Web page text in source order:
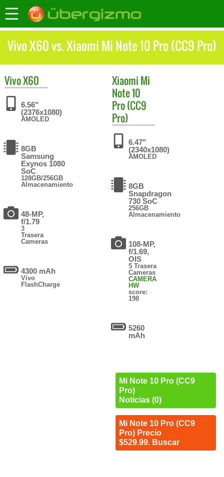
Vivo X60 vs. Xiaomi Mi Note 10 Pro (CC9 Pro)
VivoX60
6.56"
(2376x1080)
AMOLED
8GB
Samsung
Exynos 1080
SoC
128GB/256GB
Almacenamiento
48-MP,
f/1.79
3
Trasera
Cameras
4300 mAh
Vivo
FlashCharge
Xiaomi Mi
Note 10
Pro (CC9
Pro)
6.47"
(2340x1080)
AMOLED
8GB
Snapdragon
730 SoC
256GB
Almacenamiento
108-MP,
f/1.69,
OIS
5 Trasera
Cameras
CAMERA
HW
score:
198
5260
mAh
Mi Note 10 Pro (CC9
Pro)
Noticias (0)
Mi Note 10 Pro (CC9
Pro) Precio
$529.99. Buscar